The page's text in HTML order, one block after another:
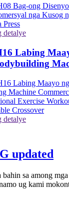
detalye
Labing
detalye
updated
sa among
ug kami